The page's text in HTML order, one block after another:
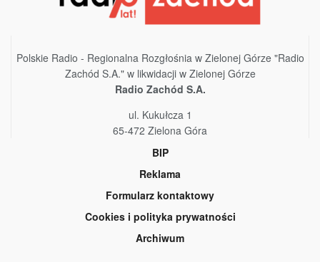
Polskie Radio - Regionalna Rozgłośnia w Zielonej Górze "Radio
Zachód S.A." w likwidacji w Zielonej Górze
Radio Zachód S.A.
ul. Kukułcza 1
65-472 Zielona Góra
BIP
Reklama
Formularz kontaktowy
Cookies i polityka prywatności
Archiwum